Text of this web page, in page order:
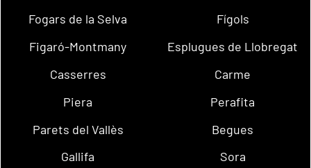
Fogars de la Selva
Fígols
Figaró-Montmany
Esplugues de Llobregat
Casserres
Carme
Piera
Perafita
Parets del Vallès
Begues
Gallifa
Sora